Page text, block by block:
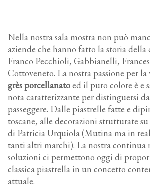
Nella nostra sala mostra non può
aziende che hanno fatto la storia della
Franco Pecchioli, Gabbianelli,
Cottoveneto. La nostra passione per
grès porcellanatoed il puro colore è e
nota caratterizzante per distinguersi
passeggere. Dalle piastrelle fatte e
toscane, alle decorazioni strutturate
di Patricia Urquiola(Mutina ma in
tanti altri marchi). La nostra continua
soluzioni ci permettono oggi di
classica piastrella in un concetto
attuale.